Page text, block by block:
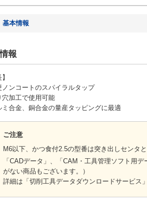
基本情報
報
ノンコートのスパイラルタップ
穴加工で使用可能
ミ合金、銅合金の量産タッピングに最適
ご注意
M6以下、かつ食付2.5の型番は突き出しセンタと
「CADデータ」、「CAM・工具管理ソフト用
がない商品もございます。）
詳細は「切削工具データダウンロードサービス